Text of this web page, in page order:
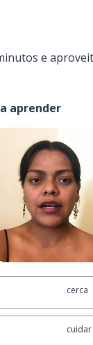
e
aprender
cerca
cuidar